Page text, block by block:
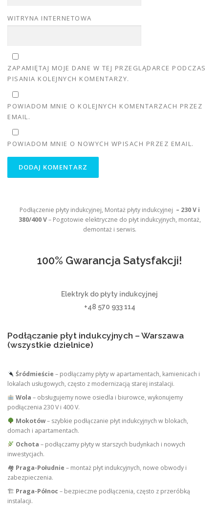
WITRYNA INTERNETOWA
ZAPAMIĘTAJ MOJE DANE W TEJ PRZEGLĄDARCE PODCZAS
PISANIA KOLEJNYCH KOMENTARZY.
POWIADOM MNIE O KOLEJNYCH KOMENTARZACH PRZEZ
EMAIL.
POWIADOM MNIE O NOWYCH WPISACH PRZEZ EMAIL.
Podłączenie płyty indukcyjnej, Montaż płyty indukcyjnej – 230 V i
380/400 V– Pogotowie elektryczne do płyt indukcyjnych, montaż,
demontaż i serwis.
100% Gwarancja Satysfakcji!
Elektryk do płyty indukcyjnej
+48 570 933 114
Podłączanie płyt indukcyjnych – Warszawa
(wszystkie dzielnice)
Śródmieście – podłączamy płyty w apartamentach, kamienicach i
lokalach usługowych, często z modernizacją starej instalacji.
Wola – obsługujemy nowe osiedla i biurowce, wykonujemy
podłączenia 230 V i 400 V.
Mokotów– szybkie podłączanie płyt indukcyjnych w blokach,
domach i apartamentach.
Ochota – podłączamy płyty w starszych budynkach i nowych
inwestycjach.
🏘 Praga-Południe – montaż płyt indukcyjnych, nowe obwody i
zabezpieczenia.
🏗 Praga-Północ – bezpieczne podłączenia, często z przeróbką
instalacji.